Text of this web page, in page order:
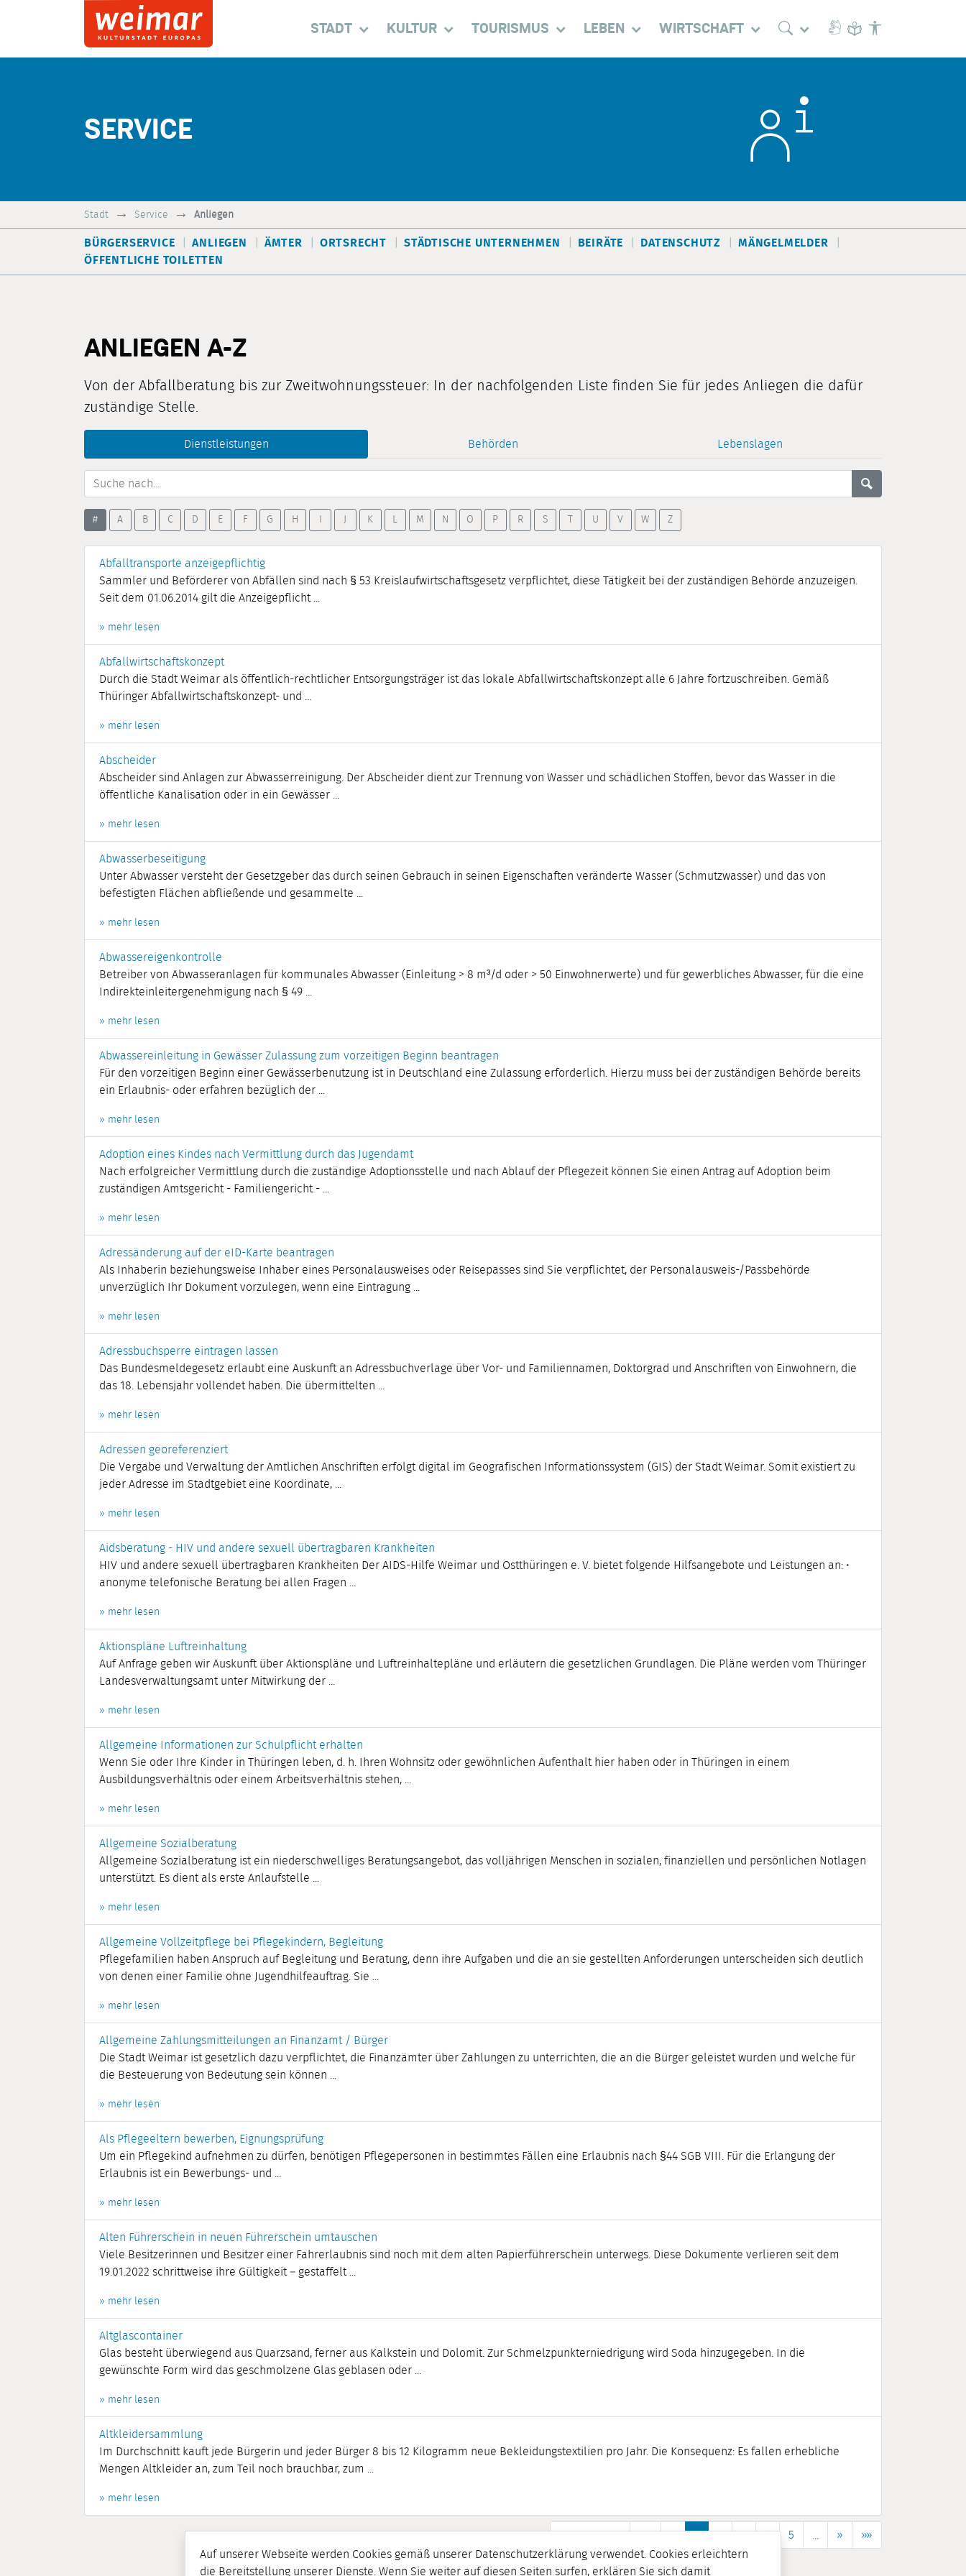
Auf unserer Webseite werden Cookies gemäß unserer Datenschutzerklärung verwendet. Cookies erleichtern
die Bereitstellung unserer Dienste. Wenn Sie weiter auf diesen Seiten surfen, erklären Sie sich damit
STADT KULTUR TOURISMUS LEBEN WIRTSCHAFT
SERVICE
Stadt Service Anliegen
BÜRGERSERVICE ANLIEGEN ÄMTER ORTSRECHT STÄDTISCHE UNTERNEHMEN BEIRÄTE DATENSCHUTZ
MÄNGELMELDER
ÖFFENTLICHE TOILETTEN
ANLIEGEN A-Z
Von der Abfallberatung bis zur Zweitwohnungssteuer: In der nachfolgenden Liste finden Sie für jedes Anliegen die dafür
zuständige Stelle.
Dienstleistungen Behörden Lebenslagen
# A B C D E F G H J K L M N O P R S U V W Z
Abfalltransporte anzeigepflichtig
Sammler und Beförderer von Abfällen sind nach § 53 Kreislaufwirtschaftsgesetz verpflichtet, diese Tätigkeit bei der zuständigen Behörde anzuzeigen.
Seit dem 01.06.2014 gilt die Anzeigepflicht ...
» mehr lesen
Abfallwirtschaftskonzept
Durch die Stadt Weimar als öffentlich-rechtlicher Entsorgungsträger ist das lokale Abfallwirtschaftskonzept alle 6 Jahre fortzuschreiben. Gemäß
Thüringer Abfallwirtschaftskonzept- und ...
» mehr lesen
Abscheider
Abscheider sind Anlagen zur Abwasserreinigung. Der Abscheider dient zur Trennung von Wasser und schädlichen Stoffen, bevor das Wasser in die
öffentliche Kanalisation oder in ein Gewässer ...
» mehr lesen
Abwasserbeseitigung
Unter Abwasser versteht der Gesetzgeber das durch seinen Gebrauch in seinen Eigenschaften veränderte Wasser (Schmutzwasser) und das von
befestigten Flächen abfließende und gesammelte ...
» mehr lesen
Abwassereigenkontrolle
Betreiber von Abwasseranlagen für kommunales Abwasser (Einleitung > 8 m³/d oder > 50 Einwohnerwerte) und für gewerbliches Abwasser, für die eine
Indirekteinleitergenehmigung nach § 49 ...
» mehr lesen
Abwassereinleitung in Gewässer Zulassung zum vorzeitigen Beginn beantragen
Für den vorzeitigen Beginn einer Gewässerbenutzung ist in Deutschland eine Zulassung erforderlich. Hierzu muss bei der zuständigen Behörde bereits
ein Erlaubnis- oder erfahren bezüglich der ...
» mehr lesen
Adoption eines Kindes nach Vermittlung durch das Jugendamt
Nach erfolgreicher Vermittlung durch die zuständige Adoptionsstelle und nach Ablauf der Pflegezeit können Sie einen Antrag auf Adoption beim
zuständigen Amtsgericht - Familiengericht - ...
» mehr lesen
Adressänderung auf der eID-Karte beantragen
Als Inhaberin beziehungsweise Inhaber eines Personalausweises oder Reisepasses sind Sie verpflichtet, der Personalausweis-/Passbehörde
unverzüglich Ihr Dokument vorzulegen, wenn eine Eintragung ...
» mehr lesen
Adressbuchsperre eintragen lassen
Das Bundesmeldegesetz erlaubt eine Auskunft an Adressbuchverlage über Vor- und Familiennamen, Doktorgrad und Anschriften von Einwohnern, die
das 18. Lebensjahr vollendet haben. Die übermittelten ...
» mehr lesen
Adressen georeferenziert
Die Vergabe und Verwaltung der Amtlichen Anschriften erfolgt digital im Geografischen Informationssystem (GIS) der Stadt Weimar. Somit existiert zu
jeder Adresse im Stadtgebiet eine Koordinate, ...
» mehr lesen
Aidsberatung - HIV und andere sexuell übertragbaren Krankheiten
HIV und andere sexuell übertragbaren Krankheiten Der AIDS-Hilfe Weimar und Ostthüringen e. V. bietet folgende Hilfsangebote und Leistungen an: •
anonyme telefonische Beratung bei allen Fragen ...
» mehr lesen
Aktionspläne Luftreinhaltung
Auf Anfrage geben wir Auskunft über Aktionspläne und Luftreinhaltepläne und erläutern die gesetzlichen Grundlagen. Die Pläne werden vom Thüringer
Landesverwaltungsamt unter Mitwirkung der ...
» mehr lesen
Allgemeine Informationen zur Schulpflicht erhalten
Wenn Sie oder Ihre Kinder in Thüringen leben, d. h. Ihren Wohnsitz oder gewöhnlichen Aufenthalt hier haben oder in Thüringen in einem
Ausbildungsverhältnis oder einem Arbeitsverhältnis stehen, ...
» mehr lesen
Allgemeine Sozialberatung
Allgemeine Sozialberatung ist ein niederschwelliges Beratungsangebot, das volljährigen Menschen in sozialen, finanziellen und persönlichen Notlagen
unterstützt. Es dient als erste Anlaufstelle ...
» mehr lesen
Allgemeine Vollzeitpflege bei Pflegekindern, Begleitung
Pflegefamilien haben Anspruch auf Begleitung und Beratung, denn ihre Aufgaben und die an sie gestellten Anforderungen unterscheiden sich deutlich
von denen einer Familie ohne Jugendhilfeauftrag. Sie ...
» mehr lesen
Allgemeine Zahlungsmitteilungen an Finanzamt / Bürger
Die Stadt Weimar ist gesetzlich dazu verpflichtet, die Finanzämter über Zahlungen zu unterrichten, die an die Bürger geleistet wurden und welche für
die Besteuerung von Bedeutung sein können ...
» mehr lesen
Als Pflegeeltern bewerben, Eignungsprüfung
Um ein Pflegekind aufnehmen zu dürfen, benötigen Pflegepersonen in bestimmtes Fällen eine Erlaubnis nach §44 SGB VIII. Für die Erlangung der
Erlaubnis ist ein Bewerbungs- und ...
» mehr lesen
Alten Führerschein in neuen Führerschein umtauschen
Viele Besitzerinnen und Besitzer einer Fahrerlaubnis sind noch mit dem alten Papierführerschein unterwegs. Diese Dokumente verlieren seit dem
19.01.2022 schrittweise ihre Gültigkeit – gestaffelt ...
» mehr lesen
Altglascontainer
Glas besteht überwiegend aus Quarzsand, ferner aus Kalkstein und Dolomit. Zur Schmelzpunkterniedrigung wird Soda hinzugegeben. In die
gewünschte Form wird das geschmolzene Glas geblasen oder ...
» mehr lesen
Altkleidersammlung
Im Durchschnitt kauft jede Bürgerin und jeder Bürger 8 bis 12 Kilogramm neue Bekleidungstextilien pro Jahr. Die Konsequenz: Es fallen erhebliche
Mengen Altkleider an, zum Teil noch brauchbar, zum ...
» mehr lesen
1-20 von 916 «« « 1 2 3 4 5 » »»